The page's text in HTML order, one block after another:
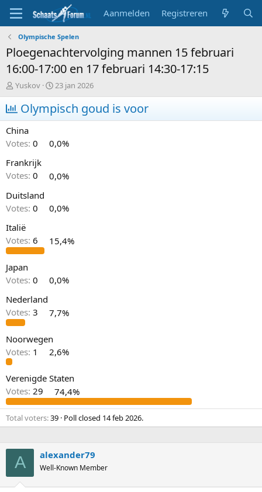
Aanmelden Registreren
Olympische Spelen
Ploegenachtervolging mannen 15 februari
16:00-17:00 en 17 februari 14:30-17:15
T
o
p
i
c
s
t
r
t
e
r
Yuskov
S
t
a
r
a
m
23 jan 2026
Olympisch goud is voor
China
Votes: 0
0,0%
Frankrijk
Votes: 0
0,0%
Duitsland
Votes: 0
0,0%
Italië
Votes: 6 15,4%
Japan
Votes: 0
0,0%
Nederland
Votes: 3 7,7%
Noorwegen
Votes: 1 2,6%
Verenigde Staten
Votes: 29 74,4%
Total voters 39 Poll closed 14 feb 2026.
A alexander79
Well-Known Member